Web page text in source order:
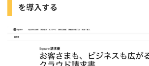
を導入する